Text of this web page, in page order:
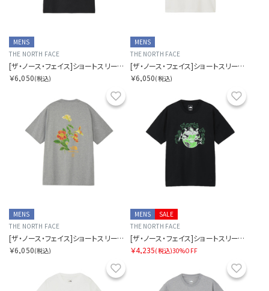
MENS
THE NORTH FACE
[ザ・ノース・フェイス]ショートスリーブヨセミテフラワーティー
￥6,050(税込)
MENS
THE NORTH FACE
[ザ・ノース・フェイス]ショートスリーブヨセミテフラワーティー
￥6,050(税込)
お気に入り
MENS
THE NORTH FACE
[ザ・ノース・フェイス]ショートスリーブヨセミテフラワーティー
￥6,050(税込)
SALE
MENS
THE NORTH FACE
[ザ・ノース・フェイス]ショートスリーブグラウンドフラワーティー
￥4,235(税込)30%OFF
お気に入り